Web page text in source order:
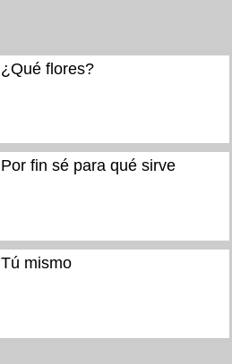
¿Qué flores?
Por fin sé para qué sirve
Tú mismo